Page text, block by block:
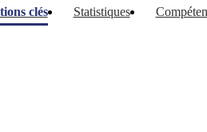
clés Statistiques